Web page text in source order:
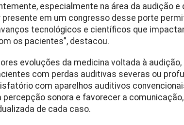
especialmente na área da audição e
em um congresso desse porte
tecnológicos e científicos que
os pacientes”, destacou.
evoluções da medicina voltada à audição,
com perdas auditivas severas ou
com aparelhos auditivos
sonora e favorecer a
de cada caso.